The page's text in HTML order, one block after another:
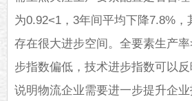
为0.92<1，3年间平均下降7.8%
存在很大进步空间。全要素生产
步指数偏低，技术进步指数可以
说明物流企业需要进一步提升企